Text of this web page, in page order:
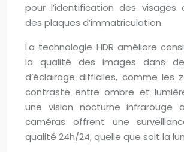
pour l’identification des visages
des plaques d’immatriculation.
La technologie HDR améliore
la qualité des images dans
d’éclairage difficiles, comme les
contraste entre ombre et
une vision nocturne infrarouge
caméras offrent une
qualité 24h/24, quelle que soit la